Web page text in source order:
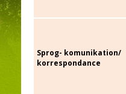
Sprog- komunikation/
korrespondance